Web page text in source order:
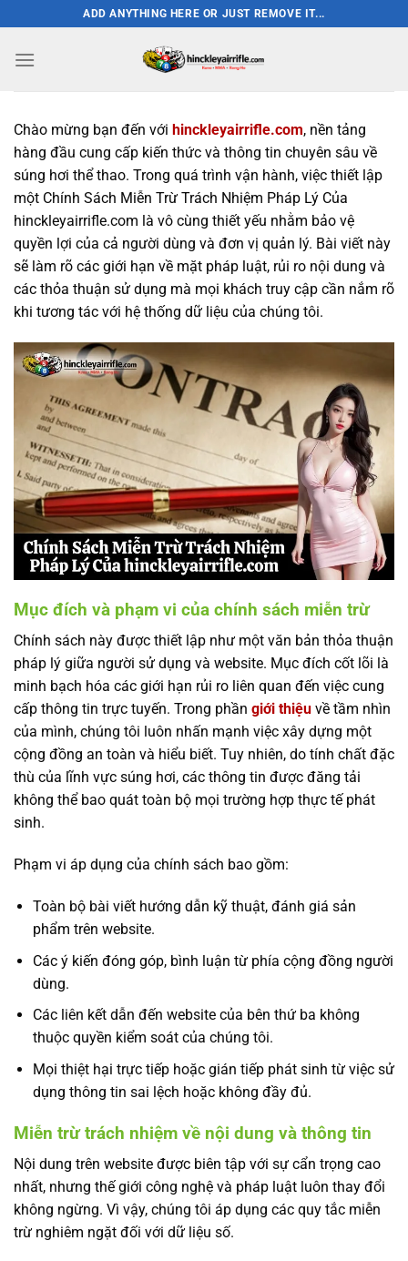
nội
ADD ANYTHING HERE OR JUST REMOVE IT...
Chào mừng bạn đến với hinckleyairrifle.com, nền tảng
hàng đầu cung cấp kiến thức và thông tin chuyên sâu về
súng hơi thể thao. Trong quá trình vận hành, việc thiết lập
một Chính Sách Miễn Trừ Trách Nhiệm Pháp Lý Của
hinckleyairrifle.com là vô cùng thiết yếu nhằm bảo vệ
quyền lợi của cả người dùng và đơn vị quản lý. Bài viết này
sẽ làm rõ các giới hạn về mặt pháp luật, rủi ro nội dung và
các thỏa thuận sử dụng mà mọi khách truy cập cần nắm rõ
khi tương tác với hệ thống dữ liệu của chúng tôi.
Mục đích và phạm vi của chính sách miễn trừ
Chính sách này được thiết lập như một văn bản thỏa thuận
pháp lý giữa người sử dụng và website. Mục đích cốt lõi là
minh bạch hóa các giới hạn rủi ro liên quan đến việc cung
cấp thông tin trực tuyến. Trong phần giới thiệu về tầm nhìn
của mình, chúng tôi luôn nhấn mạnh việc xây dựng một
cộng đồng an toàn và hiểu biết. Tuy nhiên, do tính chất đặc
thù của lĩnh vực súng hơi, các thông tin được đăng tải
không thể bao quát toàn bộ mọi trường hợp thực tế phát
sinh.
Phạm vi áp dụng của chính sách bao gồm:
Toàn bộ bài viết hướng dẫn kỹ thuật, đánh giá sản
phẩm trên website.
Các ý kiến đóng góp, bình luận từ phía cộng đồng người
dùng.
Các liên kết dẫn đến website của bên thứ ba không
thuộc quyền kiểm soát của chúng tôi.
Mọi thiệt hại trực tiếp hoặc gián tiếp phát sinh từ việc sử
dụng thông tin sai lệch hoặc không đầy đủ.
Miễn trừ trách nhiệm về nội dung và thông tin
Nội dung trên website được biên tập với sự cẩn trọng cao
nhất, nhưng thế giới công nghệ và pháp luật luôn thay đổi
không ngừng. Vì vậy, chúng tôi áp dụng các quy tắc miễn
trừ nghiêm ngặt đối với dữ liệu số.